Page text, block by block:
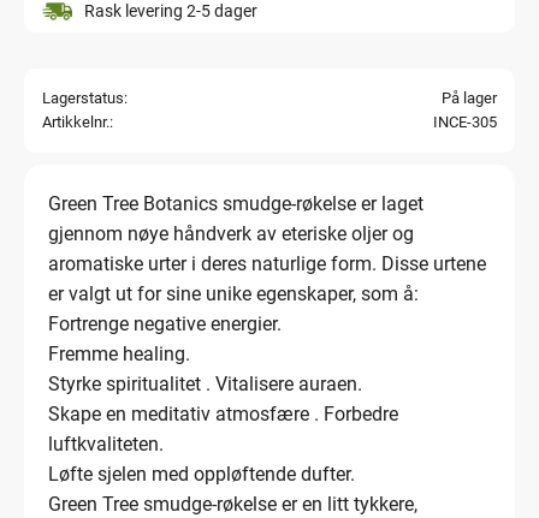
Rask levering 2-5 dager
Lagerstatus
På lager
Artikkelnr.
INCE-305
Green Tree Botanics smudge-røkelse er laget
gjennom nøye håndverk av eteriske oljer og
aromatiske urter i deres naturlige form. Disse urtene
er valgt ut for sine unike egenskaper, som å:
Fortrenge negative energier.
Fremme healing.
Styrke spiritualitet . Vitalisere auraen.
Skape en meditativ atmosfære . Forbedre
luftkvaliteten.
Løfte sjelen med oppløftende dufter.
Green Tree smudge-røkelse er en litt tykkere,